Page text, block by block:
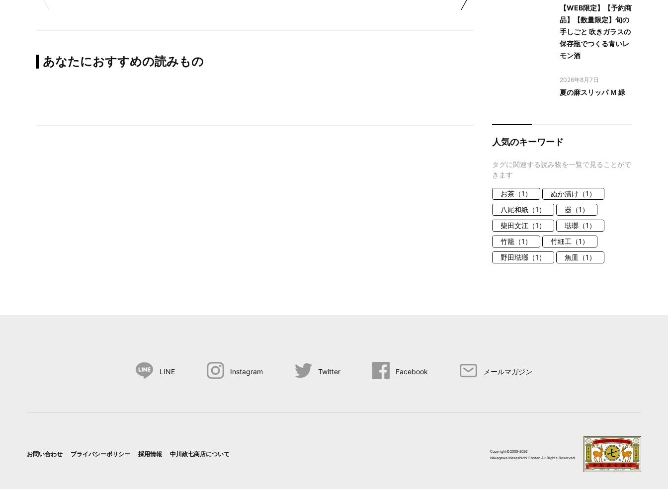
あなたにおすすめの読みもの
【WEB限定】【予約商
品】【数量限定】旬の
手しごと 吹きガラスの
保存瓶でつくる青いレ
モン酒
2026年8月7日
夏の麻スリッパ Ｍ 緑
人気のキーワード
タグに関連する読み物を一覧で見ることがで
きます
お茶（1）
ぬか漬け（1）
八尾和紙（1）
器（1）
柴田文江（1）
琺瑯（1）
竹籠（1）
竹細工（1）
野田琺瑯（1）
魚皿（1）
LINE Instagram Twitter Facebook メールマガジン
お問い合わせ プライバシーポリシー 採用情報 中川政七商店について
Copyright©2000-2026
Nakagawa Masashichi Shoten All Rights Reserved.